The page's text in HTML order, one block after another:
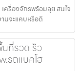
ครื่องจักรพร้อมลุย สนใจ
นจะแคบหรือดิ
ที่รวดเร็ว
รถแบคโฮ